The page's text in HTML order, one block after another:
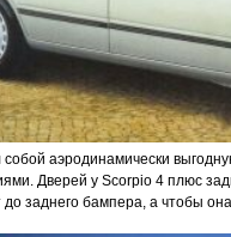
собой аэродинамически
Дверей у Scorpio 4 плюс
до заднего бампера, а чтобы